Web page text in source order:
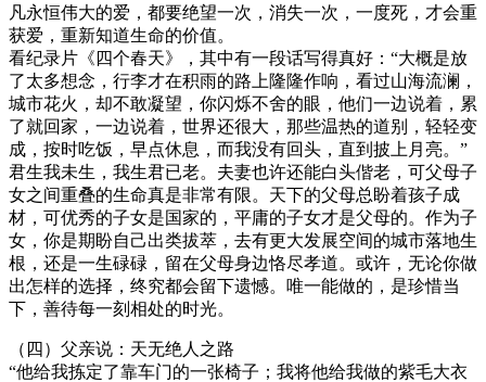
凡永恒伟大的爱，都要绝望一次，消失一次，一度死，才会重
获爱，重新知道生命的价值。
看纪录片《四个春天》，其中有一段话写得真好：“大概是放
了太多想念，行李才在积雨的路上隆隆作响，看过山海流澜，
城市花火，却不敢凝望，你闪烁不舍的眼，他们一边说着，累
了就回家，一边说着，世界还很大，那些温热的道别，轻轻变
成，按时吃饭，早点休息，而我没有回头，直到披上月亮。”
君生我未生，我生君已老。夫妻也许还能白头偕老，可父母子
女之间重叠的生命真是非常有限。天下的父母总盼着孩子成
材，可优秀的子女是国家的，平庸的子女才是父母的。作为子
女，你是期盼自己出类拔萃，去有更大发展空间的城市落地生
根，还是一生碌碌，留在父母身边恪尽孝道。或许，无论你做
出怎样的选择，终究都会留下遗憾。唯一能做的，是珍惜当
下，善待每一刻相处的时光。
（四）父亲说：天无绝人之路
“他给我拣定了靠车门的一张椅子；我将他给我做的紫毛大衣